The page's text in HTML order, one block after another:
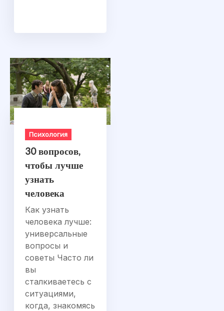
Психология
30 вопросов,
чтобы лучше
узнать
человека
Как узнать
человека лучше:
универсальные
вопросы и
советы Часто ли
вы
сталкиваетесь с
ситуациями,
когда, знакомясь